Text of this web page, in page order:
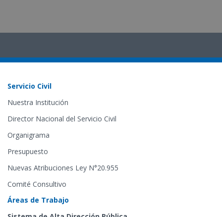
Servicio Civil
Nuestra Institución
Director Nacional del Servicio Civil
Organigrama
Presupuesto
Nuevas Atribuciones Ley N°20.955
Comité Consultivo
Áreas de Trabajo